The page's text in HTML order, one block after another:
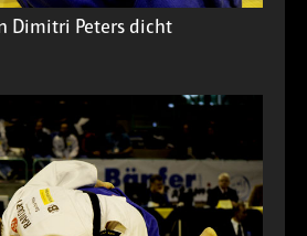
Dimitri Peters dicht